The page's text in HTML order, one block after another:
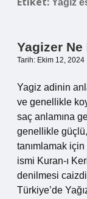
Yağız
Yagizer Ne
Tarih: Ekim 12, 2024
Yagiz adinin
ve genellikle
saç anlamına
genellikle
tanımlamak için
ismi Kuran-ı
denilmesi
Türkiye’de